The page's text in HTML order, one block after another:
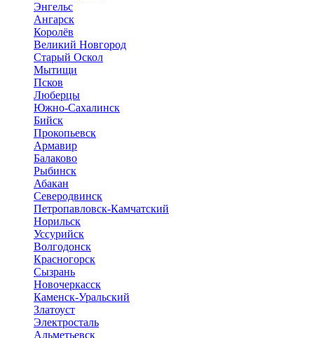
Энгельс
Ангарск
Королёв
Великий Новгород
Старый Оскол
Мытищи
Псков
Люберцы
Южно-Сахалинск
Бийск
Прокопьевск
Армавир
Балаково
Рыбинск
Абакан
Северодвинск
Петропавловск-Камчатский
Норильск
Уссурийск
Волгодонск
Красногорск
Сызрань
Новочеркасск
Каменск-Уральский
Златоуст
Электросталь
Альметьевск